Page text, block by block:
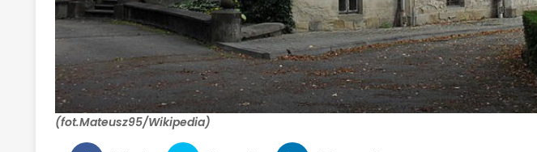
(fot.Mateusz95/Wikipedia)